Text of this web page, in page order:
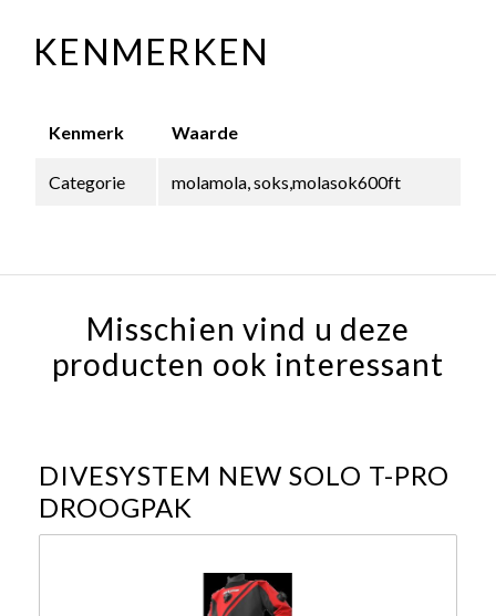
KENMERKEN
Kenmerk Waarde
Categorie molamola, soks,molasok600ft
Misschien vind u deze
producten ook interessant
DIVESYSTEM NEW SOLO T-PRO
DROOGPAK